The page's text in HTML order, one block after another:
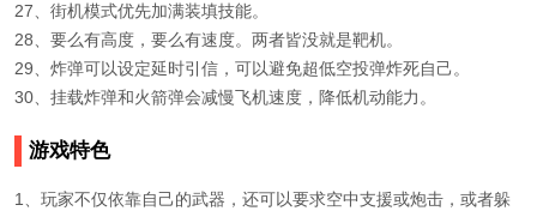
27、街机模式优先加满装填技能。
28、要么有高度，要么有速度。两者皆没就是靶机。
29、炸弹可以设定延时引信，可以避免超低空投弹炸死自己。
30、挂载炸弹和火箭弹会减慢飞机速度，降低机动能力。
游戏特色
1、玩家不仅依靠自己的武器，还可以要求空中支援或炮击，或者躲